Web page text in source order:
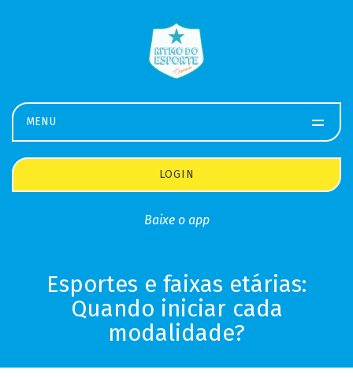
MENU
LOGIN
Baixe o app
Esportes e faixas etárias:
Quando iniciar cada
modalidade?